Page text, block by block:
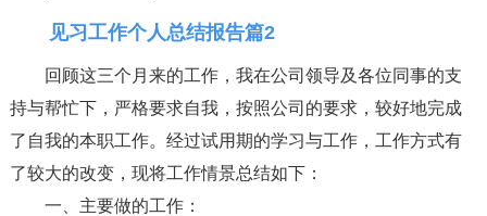
见习工作个人总结报告篇2
回顾这三个月来的工作，我在公司领导及各位同事的支
持与帮忙下，严格要求自我，按照公司的要求，较好地完成
了自我的本职工作。经过试用期的学习与工作，工作方式有
了较大的改变，现将工作情景总结如下：
一、主要做的工作：